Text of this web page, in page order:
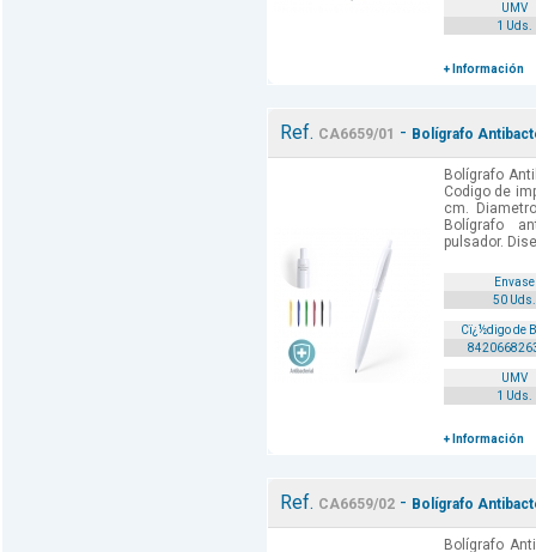
UMV
1 Uds.
+ Información
Ref. CA6659/01 - Bolígrafo
Bolígrafo
Codigo de
cm.
Bolígrafo
pulsador.
Envase
50 Uds.
Cï¿½digo de
UMV
1 Uds.
+ Información
Ref. CA6659/02- Bolígrafo
Bolígrafo